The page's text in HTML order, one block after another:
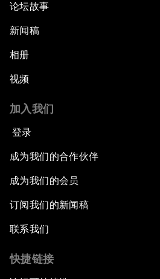
论坛故事
新闻稿
相册
视频
加入我们
登录
成为我们的合作伙伴
成为我们的会员
订阅我们的新闻稿
联系我们
快捷链接